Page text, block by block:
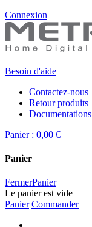
Connexion
Besoin d'aide
Contactez-nous
Retour produits
Documentations
Panier : 0,00 €
Panier
FermerPanier
Le panier est vide
Panier Commander